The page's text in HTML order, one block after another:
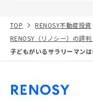
TOP RENOSY不動産投資
RENOSY（リノシー）の評
子どもがいるサラリーマンは